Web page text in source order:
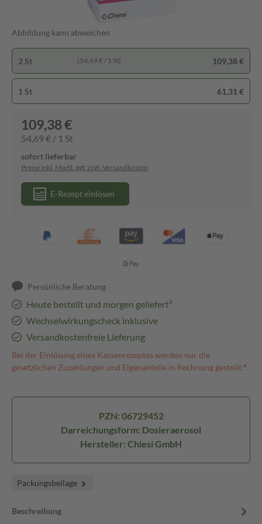
Abbildung kann abweichen
2 St (54,69 € / 1 St) 109,38 €
1 St 61,31 €
109,38 €
54,69 € / 1 St
sofort lieferbar
Preise inkl. MwSt. ggf. zzgl. Versandkosten
E-Rezept einlösen
Persönliche Beratung
Heute bestellt und morgen geliefert³
Wechselwirkungscheck inklusive
Versandkostenfreie Lieferung
Bei der Einlösung eines Kassenrezeptes werden nur die
gesetzlichen Zuzahlungen und Eigenanteile in Rechnung gestellt.⁴
PZN: 06729452
Darreichungsform: Dosieraerosol
Hersteller: Chiesi GmbH
Packungsbeilage
Beschreibung